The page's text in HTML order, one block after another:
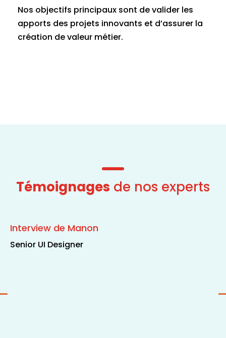
Nos objectifs principaux sont de valider les
apports des projets innovants et d’assurer la
création de valeur métier.
Témoignages de nos experts
Interview de Manon
Senior UI Designer